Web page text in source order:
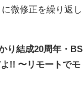
微修正を繰り返し
り結成20周年・BS
!! 〜リモートでモ